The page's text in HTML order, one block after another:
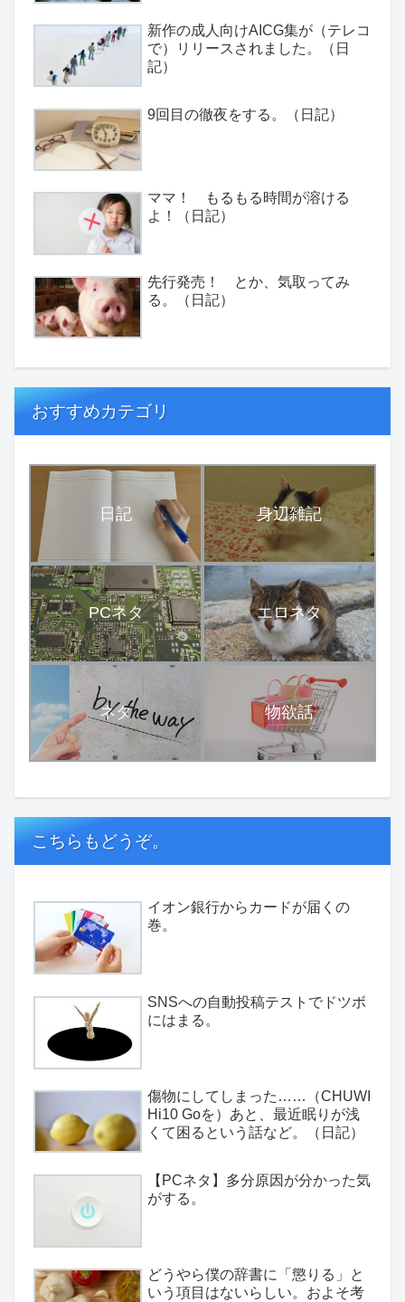
新作の成人向けAICG集が（テレコ
で）リリースされました。（日
記）
9回目の徹夜をする。（日記）
ママ！ もるもる時間が溶ける
よ！（日記）
先行発売！ とか、気取ってみ
る。（日記）
おすすめカテゴリ
日記 身辺雑記
PCネタ エロネタ
ネタ 物欲話
こちらもどうぞ。
イオン銀行からカードが届くの
巻。
SNSへの自動投稿テストでドツボ
にはまる。
傷物にしてしまった……（CHUWI
Hi10 Goを）あと、最近眠りが浅
くて困るという話など。（日記）
【PCネタ】多分原因が分かった気
がする。
どうやら僕の辞書に「懲りる」と
いう項目はないらしい。およそ考